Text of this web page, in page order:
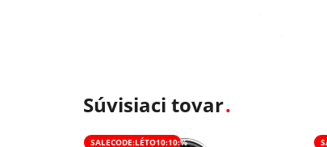
Súvisiaci tovar
SALECODE:LÉTO10:10:%